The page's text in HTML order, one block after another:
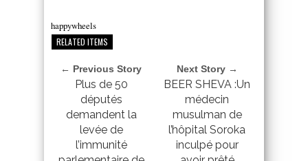
happywheels
RELATED ITEMS
← Previous Story
Plus de 50
députés
demandent la
levée de
l’immunité
Next Story →
BEER SHEVA :Un
médecin
musulman de
l’hôpital Soroka
inculpé pour